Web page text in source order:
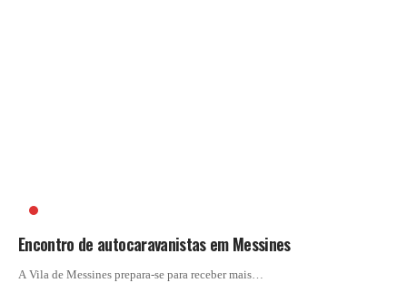
Encontro de autocaravanistas em Messines
A Vila de Messines prepara-se para receber mais…